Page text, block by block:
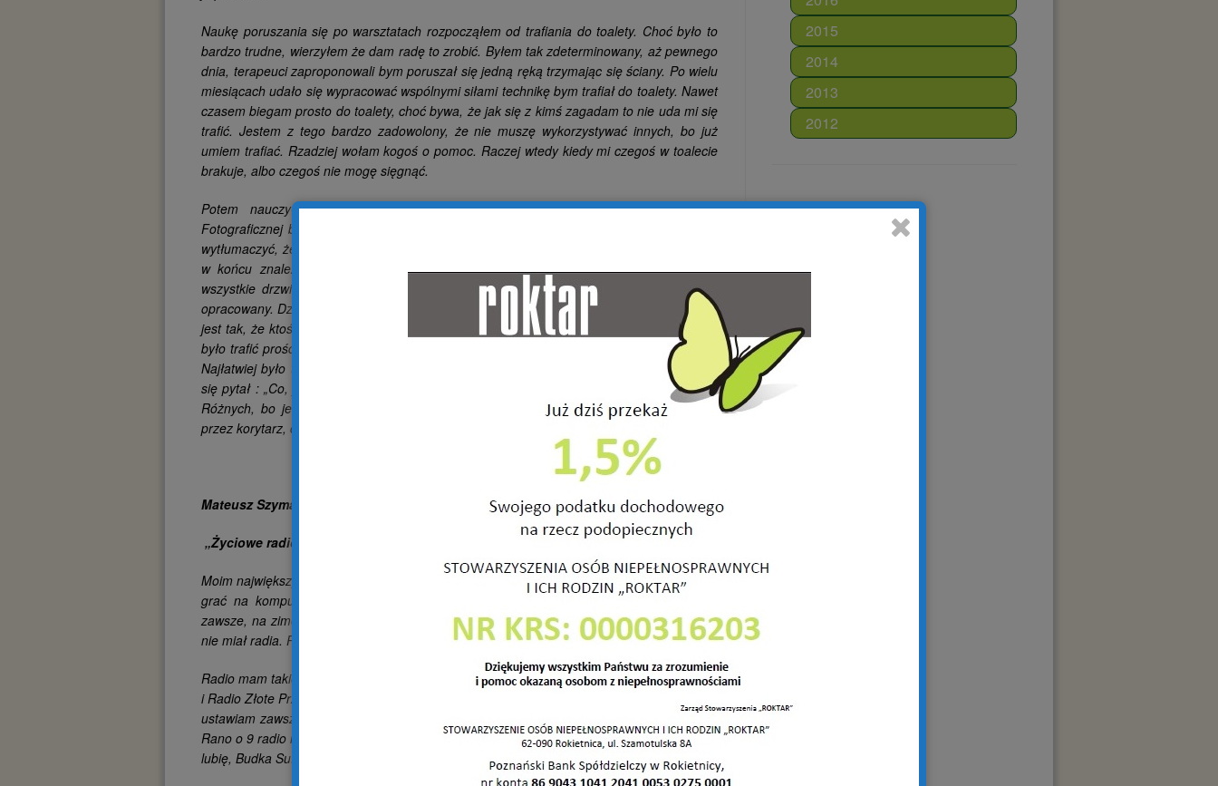
Naukę poruszania się po warsztatach rozpocząłem od trafiania do toalety. Choć było to
bardzo trudne, wierzyłem że dam radę to zrobić. Byłem tak zdeterminowany, aż pewnego
dnia, terapeuci zaproponowali bym poruszał się jedną ręką trzymając się ściany. Po wielu
miesiącach udało się wypracować wspólnymi siłami technikę bym trafiał do toalety. Nawet
czasem biegam prosto do toalety, choć bywa, że jak się z kimś zagadam to nie uda mi się
trafić. Jestem z tego bardzo zadowolony, że nie muszę wykorzystywać innych, bo już
umiem trafiać. Rzadziej wołam kogoś o pomoc. Raczej wtedy kiedy mi czegoś w toalecie
brakuje, albo czegoś nie mogę sięgnąć.
Potem nauczyłem się trafiać do różnych pracowni. Z pracowni Komputerowo-
Fotograficznej było najtrudniej trafiać do toalety. Choć cały czas terapeuci próbowali mi
wytłumaczyć, że jest to prosta droga, ja musiałem tak objechać wszystkie pracownie, by
w końcu znaleźć się u celu. Za którymś razem opracowaliśmy technikę: zamykając
wszystkie drzwi, zostawiając tylko otwarte od toalety. W końcu się udało, kibelek jest
opracowany. Dziś już trafiam z każdej pracowni, robię to z uśmiechem na twarzy. Czasami
jest tak, że ktoś pyta mnie czy pomóc, jak coś zdarzy się w toalecie. Z toalety do kuchni
było trafić prościej , bo jest blisko, jednak z innych pracowni zajmowało to więcej czasu.
Najłatwiej było trafić do pracowni Plecionkarskiej. Co chwilę do pana wjeżdżałem. A pan
się pytał : „Co, już się uczysz trafiać?” Dalej nauczyłem się trafiać do pracowni Technik
Różnych, bo jest tam wjazd między pracowniami. Nauczyłem się trafiać tam również
przez korytarz, co uważam jest trudniejsze, bo wymaga większego zaangażowania.
Mateusz Szymański
„Życiowe radio”
Moim największym osiągnięciem życiowym jest granie na radiu. Podłączać umiem, umiem
grać na komputerze i lubię słuchać Fasolek. Słucham też czasem kolęd, ale to nie
zawsze, na zimę są. Jak jest burza to wtedy wyłączam, bo jakby walnęło w radio to bym
nie miał radia. Piorun to jest takie coś co nie mogę powiedzieć.
Radio mam takie małe, ma przedłużacz do podłączenia, kasety z Arką Noego, z kolędami
i Radio Złote Przeboje. Czasami śpiewam po polsku , po angielsku, różne takie. Se stacje
ustawiam zawsze takim pokrętłem kręcę w prawo zawsze. Radia słucham sam w kuchni.
Rano o 9 radio na msze ustawiam. Radio ma jeszcze płyty. Lubię se grać zespół taki który
lubię, Budka Suflera i różne piosenki. Otwieram klapkę, wkładam, zamykam i gra.
2015
2014
2013
2012